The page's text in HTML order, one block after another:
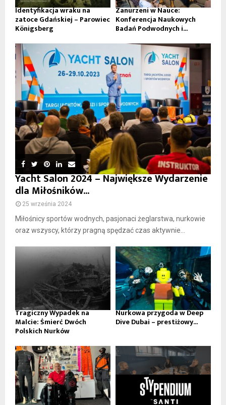
Identyfikacja wraku na
zatoce Gdańskiej – Parowiec
Königsberg
Zanurzeni w Nauce:
Konferencja Naukowych
Badań Podwodnych i...
Yacht Salon 2024 – Największe Wydarzenie
dla Miłośników...
25 września 2024
Miłośnicy sportów wodnych, pasjonaci żeglarstwa, nurkowie
oraz wszyscy, którzy pragną spędzać czas aktywnie...
Tragiczny Wypadek na
Malcie: Śmierć Dwóch
Polskich Nurków
Nurkowa przygoda w Deep
Dive Dubai – prestiżowy...